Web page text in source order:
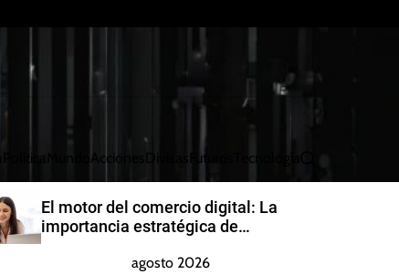
Política Acciones Divisas Futuros Tecnología
u
El motor del comercio digital: La
importancia estratégica de
agosto 2026